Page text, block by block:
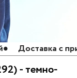
Доставка с
- темно-